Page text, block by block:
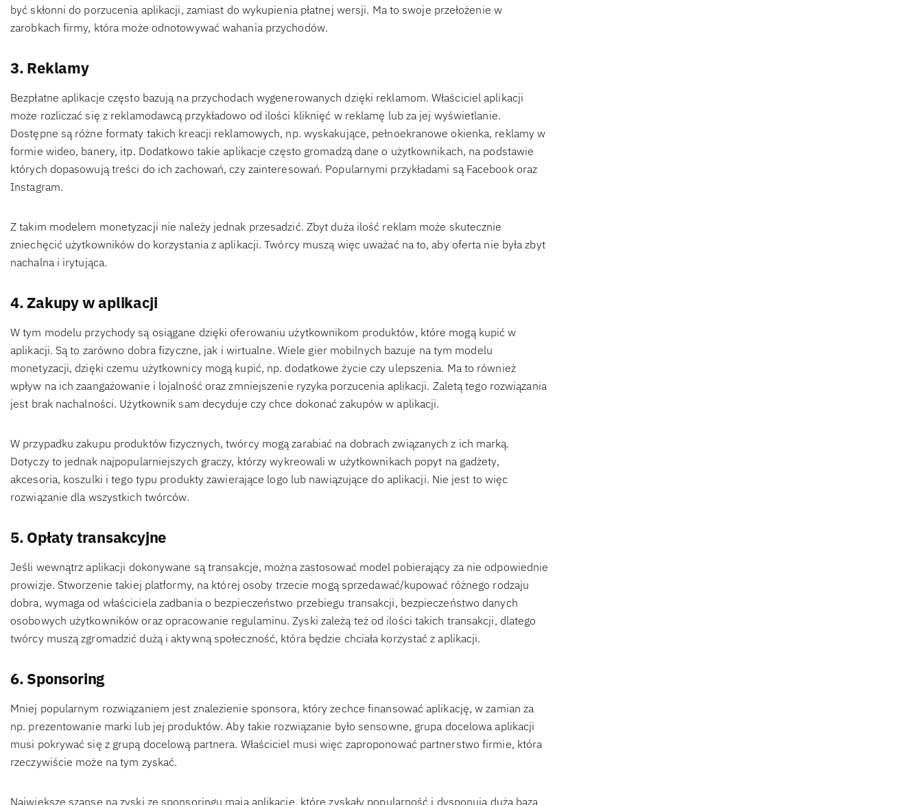
być skłonni do porzucenia aplikacji, zamiast do wykupienia płatnej wersji. Ma to swoje przełożenie w
zarobkach firmy, która może odnotowywać wahania przychodów.
3. Reklamy
Bezpłatne aplikacje często bazują na przychodach wygenerowanych dzięki reklamom. Właściciel aplikacji
może rozliczać się z reklamodawcą przykładowo od ilości kliknięć w reklamę lub za jej wyświetlanie.
Dostępne są różne formaty takich kreacji reklamowych, np. wyskakujące, pełnoekranowe okienka, reklamy w
formie wideo, banery, itp. Dodatkowo takie aplikacje często gromadzą dane o użytkownikach, na podstawie
których dopasowują treści do ich zachowań, czy zainteresowań. Popularnymi przykładami są Facebook oraz
Instagram.
Z takim modelem monetyzacji nie należy jednak przesadzić. Zbyt duża ilość reklam może skutecznie
zniechęcić użytkowników do korzystania z aplikacji. Twórcy muszą więc uważać na to, aby oferta nie była zbyt
nachalna i irytująca.
4. Zakupy w aplikacji
W tym modelu przychody są osiągane dzięki oferowaniu użytkownikom produktów, które mogą kupić w
aplikacji. Są to zarówno dobra fizyczne, jak i wirtualne. Wiele gier mobilnych bazuje na tym modelu
monetyzacji, dzięki czemu użytkownicy mogą kupić, np. dodatkowe życie czy ulepszenia. Ma to również
wpływ na ich zaangażowanie i lojalność oraz zmniejszenie ryzyka porzucenia aplikacji. Zaletą tego rozwiązania
jest brak nachalności. Użytkownik sam decyduje czy chce dokonać zakupów w aplikacji.
W przypadku zakupu produktów fizycznych, twórcy mogą zarabiać na dobrach związanych z ich marką.
Dotyczy to jednak najpopularniejszych graczy, którzy wykreowali w użytkownikach popyt na gadżety,
akcesoria, koszulki i tego typu produkty zawierające logo lub nawiązujące do aplikacji. Nie jest to więc
rozwiązanie dla wszystkich twórców.
5. Opłaty transakcyjne
Jeśli wewnątrz aplikacji dokonywane są transakcje, można zastosować model pobierający za nie odpowiednie
prowizje. Stworzenie takiej platformy, na której osoby trzecie mogą sprzedawać/kupować różnego rodzaju
dobra, wymaga od właściciela zadbania o bezpieczeństwo przebiegu transakcji, bezpieczeństwo danych
osobowych użytkowników oraz opracowanie regulaminu. Zyski zależą też od ilości takich transakcji, dlatego
twórcy muszą zgromadzić dużą i aktywną społeczność, która będzie chciała korzystać z aplikacji.
6. Sponsoring
Mniej popularnym rozwiązaniem jest znalezienie sponsora, który zechce finansować aplikację, w zamian za
np. prezentowanie marki lub jej produktów. Aby takie rozwiązanie było sensowne, grupa docelowa aplikacji
musi pokrywać się z grupą docelową partnera. Właściciel musi więc zaproponować partnerstwo firmie, która
rzeczywiście może na tym zyskać.
Największe szanse na zyski ze sponsoringu mają aplikacje, które zyskały popularność i dysponują dużą bazą